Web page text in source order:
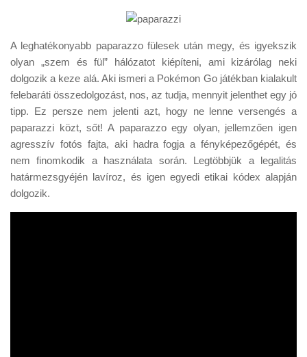
A leghatékonyabb paparazzo fülesek után megy, és igyekszik
olyan „szem és fül” hálózatot kiépíteni, ami kizárólag neki
dolgozik a keze alá. Aki ismeri a Pokémon Go játékban kialakult
felebaráti összedolgozást, nos, az tudja, mennyit jelenthet egy jó
tipp. Ez persze nem jelenti azt, hogy ne lenne versengés a
paparazzi közt, sőt! A paparazzo egy olyan, jellemzően igen
agresszív fotós fajta, aki hadra fogja a fényképezőgépét, és
nem finomkodik a használata során. Legtöbbjük a legalitás
határmezsgyéjén lavíroz, és igen egyedi etikai kódex alapján
dolgozik.